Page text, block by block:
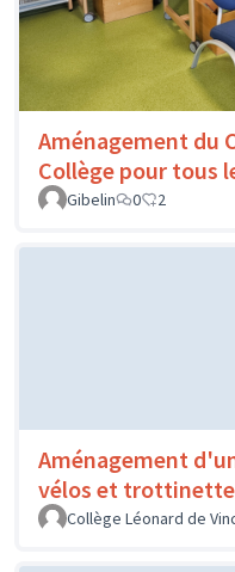
Aménagement du
Collège pour tous
Gibelin
0 2
Aménagement
vélos et
Collège Léonard de